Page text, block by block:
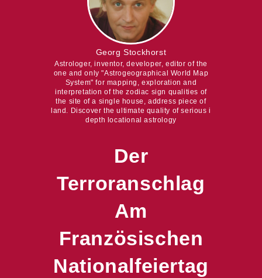
Georg Stockhorst
Astrologer, inventor, developer, editor of the
one and only "Astrogeographical World Map
System" for mapping, exploration and
interpretation of the zodiac sign qualities of
the site of a single house, address piece of
land. Discover the ultimate quality of serious i
depth locational astrology
Der
Terroranschlag
Am
Französischen
Nationalfeiertag